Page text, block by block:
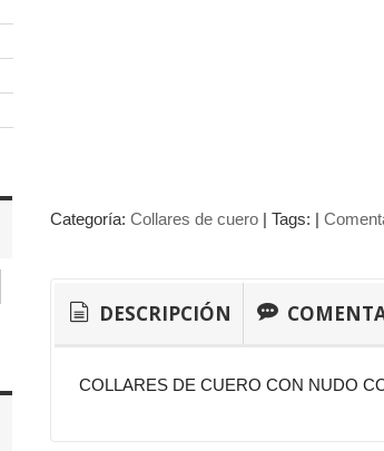
Categoría: Collares de cuero| Tags: |
DESCRIPCIÓN
COLLARES DE CUERO CON NUDO